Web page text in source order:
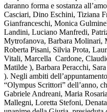
daranno forma e sostanza
Casciari, Dino Eschini, Tiziana
Gianfranceschi, Monica
Landini, Luciano Manfredi,
Mytrofanova, Barbara Molinari,
Roberta Pisani, Silvia Prota,
Vitali, Marcella Cardone,
Matilde ), Barbara Peracchi,
). Negli ambiti
“Olympus Scrittori” dell’anno,
Gabriele Andreani, Maria
Mallegni, Loretta Stefoni,